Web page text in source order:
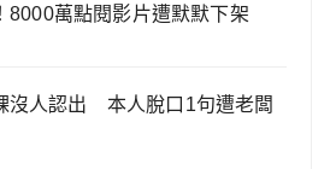
8000萬點閱影片遭默默下架
沒人認出 本人脫口1句遭老闆